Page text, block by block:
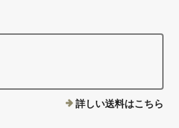
詳しい送料はこちら